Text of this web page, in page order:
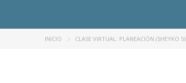
INICIO CLASE VIRTUAL: PLANEACIÓN (SHEYKO 5)